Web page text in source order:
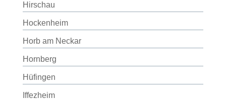
Hirschau
Hockenheim
Horb am Neckar
Hornberg
Hüfingen
Iffezheim